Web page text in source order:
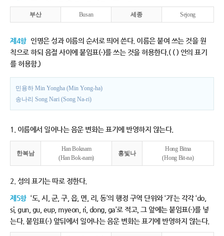
부산 Busan 세종 Sejong
제4항 인명은 성과 이름의 순서로 띄어 쓴다. 이름은 붙여 쓰는 것을 원
칙으로 하되 음절 사이에 붙임표(-)를 쓰는 것을 허용한다.( ( ) 안의 표기
를 허용함.)
민용하 Min Yongha (Min Yong-ha)
송나리 Song Nari (Song Na-ri)
1. 이름에서 일어나는 음운 변화는 표기에 반영하지 않는다.
한복남
Han Boknam
(Han Bok-nam)
홍빛나
Hong Bitna
(Hong Bit-na)
2. 성의 표기는 따로 정한다.
제5항 ‘도, 시, 군, 구, 읍, 면, 리, 동’의 행정 구역 단위와 ‘가’는 각각 ‘do,
si, gun, gu, eup, myeon, ri, dong, ga’로 적고, 그 앞에는 붙임표(-)를 넣
는다. 붙임표(-) 앞뒤에서 일어나는 음운 변화는 표기에 반영하지 않는다.